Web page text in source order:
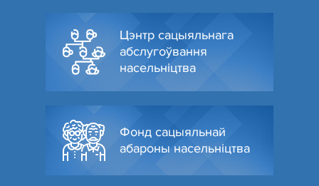
Цэнтр сацыяльнага
абслугоўвання
насельніцтва
Фонд сацыяльнай
абароны насельніцтва